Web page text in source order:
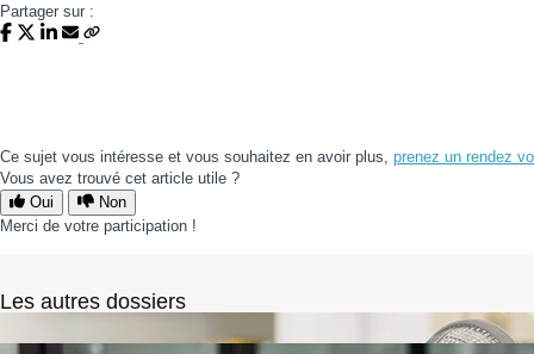
Partager sur :
Ce sujet vous intéresse et vous souhaitez en avoir plus, prenez un rendez
Vous avez trouvé cet article utile ?
Oui
Non
Merci de votre participation !
Les autres dossiers